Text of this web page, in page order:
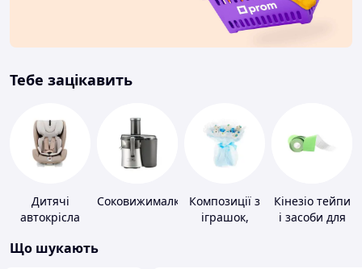
Тебе зацікавить
Дитячі
автокрісла
Соковижималки
Композиції з
іграшок,
Кінезіо тейпи
і засоби для
Що шукають